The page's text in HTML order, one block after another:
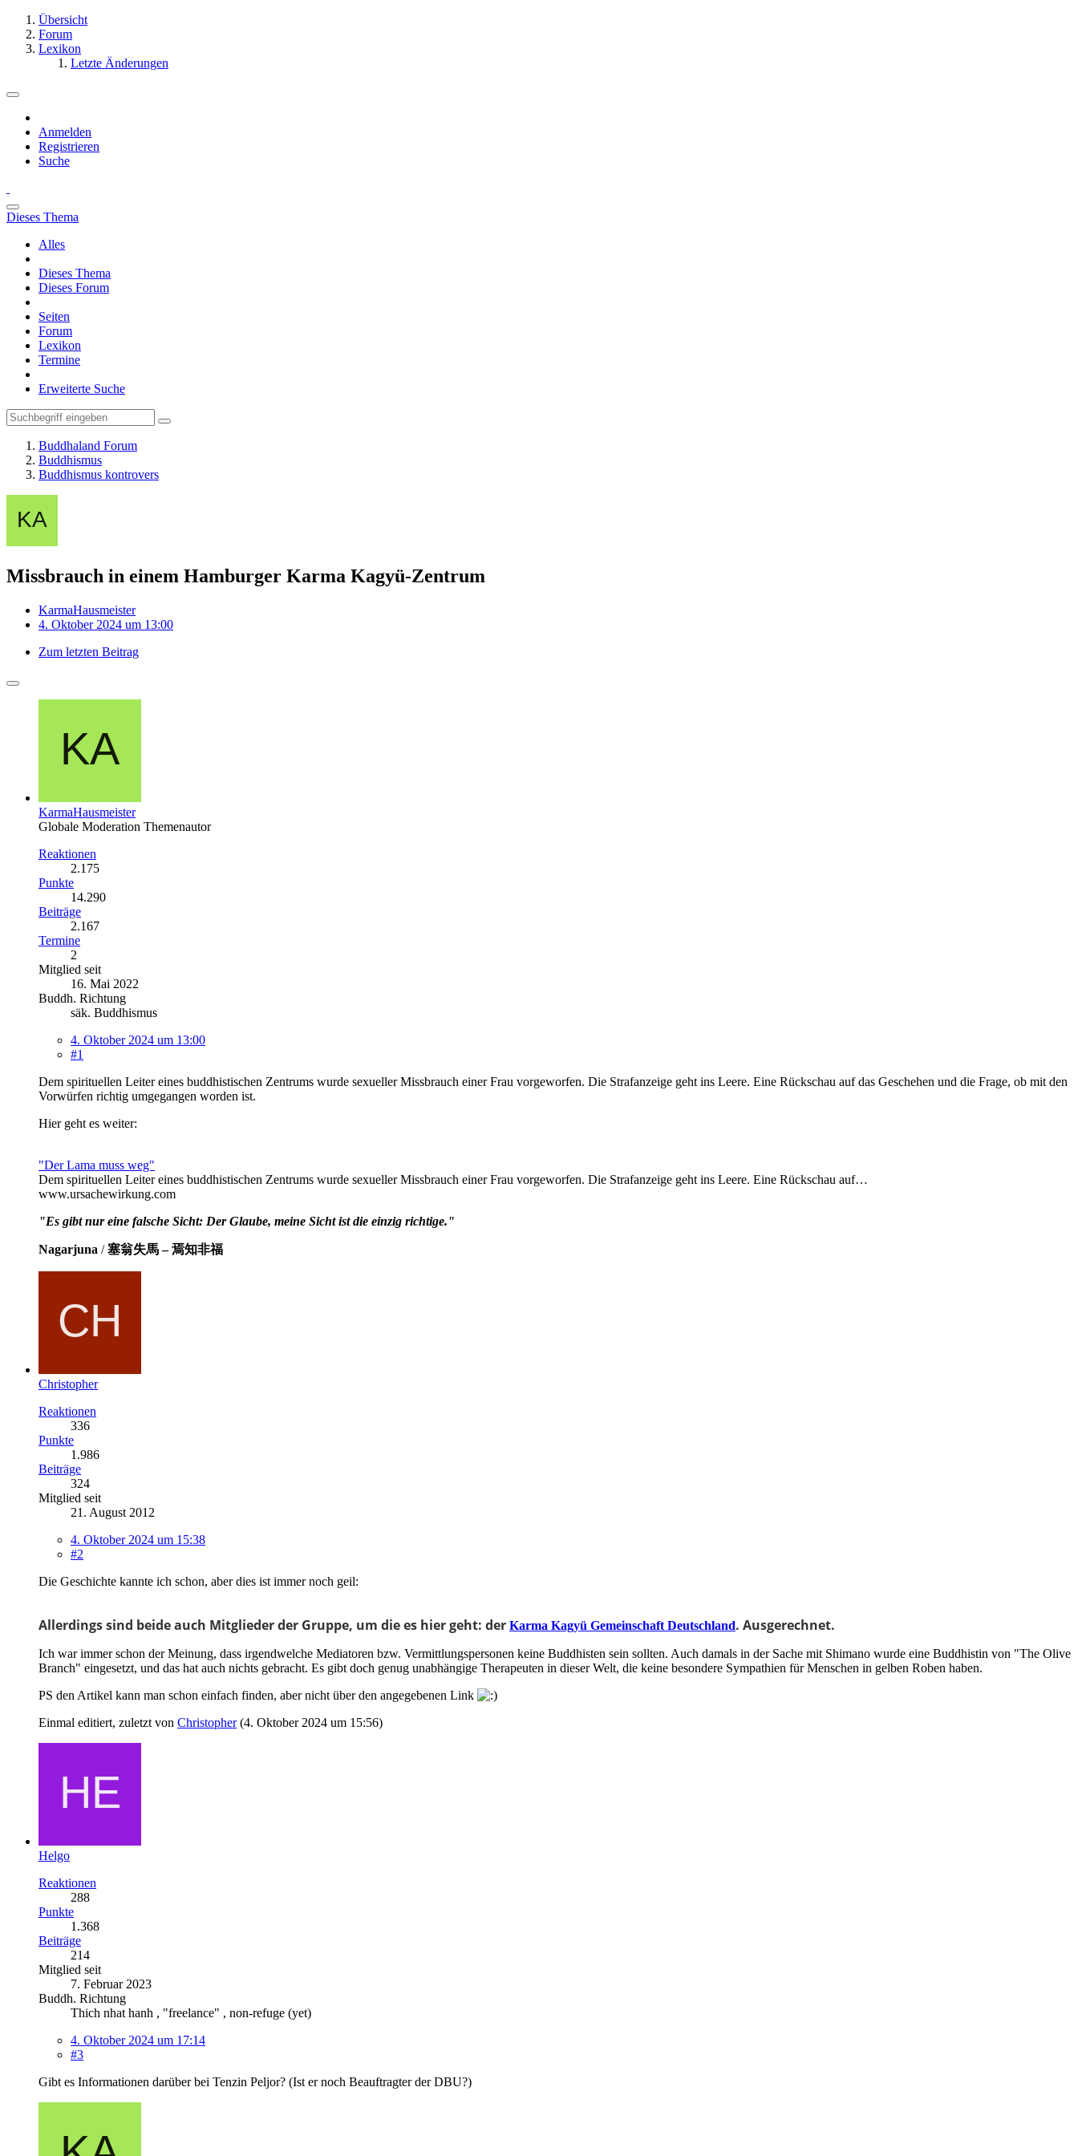
Übersicht
Forum
Lexikon
Letzte Änderungen
Anmelden
Registrieren
Suche
Dieses Thema
Alles
Dieses Thema
Dieses Forum
Seiten
Forum
Lexikon
Termine
Erweiterte Suche
Buddhaland Forum
Buddhismus
Buddhismus kontrovers
Missbrauch in einem Hamburger Karma Kagyü-Zentrum
KarmaHausmeister
4. Oktober 2024 um 13:00
Zum letzten Beitrag
KarmaHausmeister
Globale Moderation Themenautor
Reaktionen
2.175
Punkte
14.290
Beiträge
2.167
Termine
2
Mitglied seit
16. Mai 2022
Buddh. Richtung
säk. Buddhismus
4. Oktober 2024 um 13:00
#1
Dem spirituellen Leiter eines buddhistischen Zentrums wurde sexueller Missbrauch einer Frau vorgeworfen. Die Strafanzeige geht ins Leere. Eine Rückschau auf das Geschehen und die Frage, ob mit den
Vorwürfen richtig umgegangen worden ist.
Hier geht es weiter:
"Der Lama muss weg"
Dem spirituellen Leiter eines buddhistischen Zentrums wurde sexueller Missbrauch einer Frau vorgeworfen. Die Strafanzeige geht ins Leere. Eine Rückschau auf…
www.ursachewirkung.com
"Es gibt nur eine falsche Sicht: Der Glaube, meine Sicht ist die einzig richtige."
Nagarjuna /塞翁失馬 – 焉知非福
Christopher
Reaktionen
336
Punkte
1.986
Beiträge
324
Mitglied seit
21. August 2012
4. Oktober 2024 um 15:38
#2
Die Geschichte kannte ich schon, aber dies ist immer noch geil:
Allerdings sind beide auch Mitglieder der Gruppe, um die es hier geht: der Karma Kagyü Gemeinschaft Deutschland. Ausgerechnet.
Ich war immer schon der Meinung, dass irgendwelche Mediatoren bzw. Vermittlungspersonen keine Buddhisten sein sollten. Auch damals in der Sache mit Shimano wurde eine Buddhistin von "The Olive
Branch" eingesetzt, und das hat auch nichts gebracht. Es gibt doch genug unabhängige Therapeuten in dieser Welt, die keine besondere Sympathien für Menschen in gelben Roben haben.
PS den Artikel kann man schon einfach finden, aber nicht über den angegebenen Link
Einmal editiert, zuletzt von Christopher(4. Oktober 2024 um 15:56)
Helgo
Reaktionen
288
Punkte
1.368
Beiträge
214
Mitglied seit
7. Februar 2023
Buddh. Richtung
Thich nhat hanh , "freelance" , non-refuge (yet)
4. Oktober 2024 um 17:14
#3
Gibt es Informationen darüber bei Tenzin Peljor? (Ist er noch Beauftragter der DBU?)